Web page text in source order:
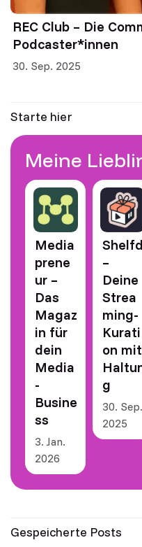
REC Club – Die
Podcaster*innen
30. Sep. 2025
Starte hier
Meine
Media
prene
ur –
Das
Magaz
in für
dein
Media
-
Busine
ss
3. Jan.
2026
Shelfd
–
Deine
Strea
ming-
Kurati
on mit
g
30. Sep.
2025
Gespeicherte Posts